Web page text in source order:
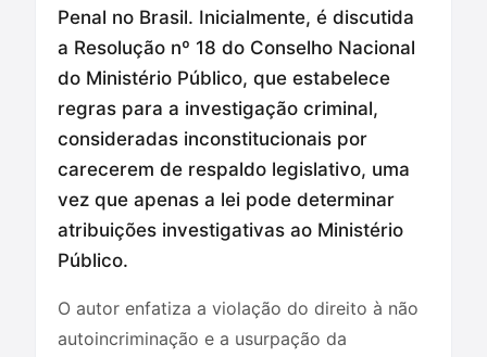
Penal no Brasil. Inicialmente, é discutida
a Resolução nº 18 do Conselho Nacional
do Ministério Público, que estabelece
regras para a investigação criminal,
consideradas inconstitucionais por
carecerem de respaldo legislativo, uma
vez que apenas a lei pode determinar
atribuições investigativas ao Ministério
Público.
O autor enfatiza a violação do direito à não
autoincriminação e a usurpação da